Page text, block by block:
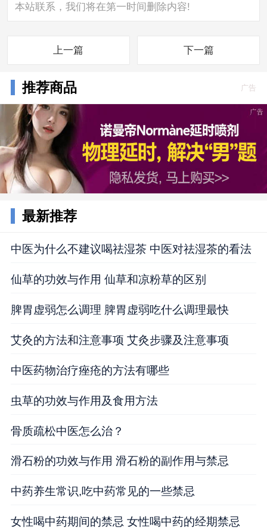
本站联系，我们将在第一时间删除内容!
上一篇 下一篇
推荐商品 广告
最新推荐
中医为什么不建议喝祛湿茶 中医对祛湿茶的看法
仙草的功效与作用 仙草和凉粉草的区别
脾胃虚弱怎么调理 脾胃虚弱吃什么调理最快
艾灸的方法和注意事项 艾灸步骤及注意事项
中医药物治疗痤疮的方法有哪些
虫草的功效与作用及食用方法
骨质疏松中医怎么治？
滑石粉的功效与作用 滑石粉的副作用与禁忌
中药养生常识,吃中药常见的一些禁忌
女性喝中药期间的禁忌 女性喝中药的经期禁忌